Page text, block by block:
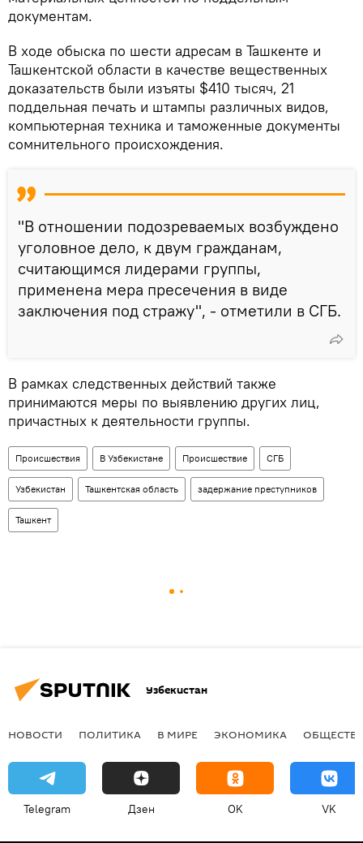
документам.
В ходе обыска по шести адресам в Ташкенте и
Ташкентской области в качестве вещественных
доказательств были изъяты $410 тысяч, 21
поддельная печать и штампы различных видов,
компьютерная техника и таможенные документы
сомнительного происхождения.
"В отношении подозреваемых возбуждено
уголовное дело, к двум гражданам,
считающимся лидерами группы,
применена мера пресечения в виде
заключения под стражу", - отметили в СГБ.
В рамках следственных действий также
принимаются меры по выявлению других лиц,
причастных к деятельности группы.
Происшествия В Узбекистане Происшествие СГБ
Узбекистан Ташкентская область задержание преступников
Ташкент
Узбекистан
НОВОСТИ ПОЛИТИКА В МИРЕ ЭКОНОМИКА
Telegram Дзен OK VK